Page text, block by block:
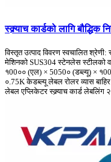
स्क्र्याच कार्डको लागि
विस्तृत उत्पाद विवरण स्वचालित
मेशिनको SUS304 स्टेनलेस स्टीलको
१00०० (एल) × 5050० (डब्ल्यू) ×
०.75K केडब्ल्यू लेबल रोलर व्यास
लेबल एप्लिकेटर स्क्र्याच कार्ड